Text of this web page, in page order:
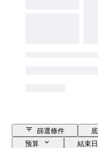
篩選條件
预算
結束